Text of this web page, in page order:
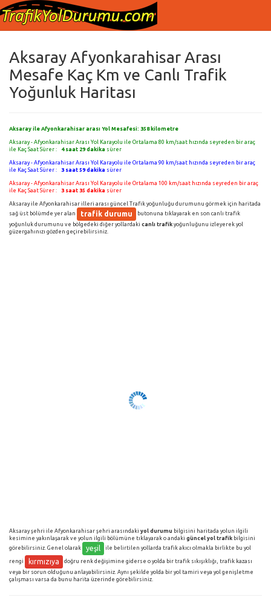
Aksaray Afyonkarahisar Arası
Mesafe Kaç Km ve Canlı Trafik
Yoğunluk Haritası
Aksaray ile Afyonkarahisar arası Yol Mesafesi: 358kilometre
Aksaray - Afyonkarahisar Arası Yol Karayolu ile Ortalama 80 km/saat hızında seyreden bir araç
ile Kaç Saat Sürer :
4 saat 29 dakika sürer
Aksaray - Afyonkarahisar Arası Yol Karayolu ile Ortalama 90 km/saat hızında seyreden bir araç
ile Kaç Saat Sürer :
3 saat 59 dakika sürer
Aksaray - Afyonkarahisar Arası Yol Karayolu ile Ortalama 100 km/saat hızında seyreden bir araç
ile Kaç Saat Sürer :
3 saat 35 dakika sürer
Aksaray ile Afyonkarahisar illeri arası güncel Trafik yoğunluğu durumunu görmek için haritada
sağ üst bölümde yer alan
trafik durumu
butonuna tıklayarak en son canlı trafik
yoğunluk durumunu ve bölgedeki diğer yollardaki canlı trafik yoğunluğunu izleyerek yol
güzergahınızı gözden geçirebilirsiniz.
Aksaray şehri ile Afyonkarahisar şehri arasındaki yol durumu bilgisini haritada yolun ilgili
kesimine yakınlaşarak ve yolun ilgili bölümüne tıklayarak o andaki güncel yol trafik bilgisini
görebilirsiniz. Genel olarak
yeşil ile belirtilen yollarda trafik akıcı olmakla birlikte bu yol
rengi kırmızıya
doğru renk değişimine giderse o yolda bir trafik sıkışıklığı, trafik kazası
veya bir sorun olduğunu anlayabilirsiniz. Aynı şekilde yolda bir yol tamiri veya yol genişletme
çalışması varsa da bunu harita üzerinde görebilirsiniz.